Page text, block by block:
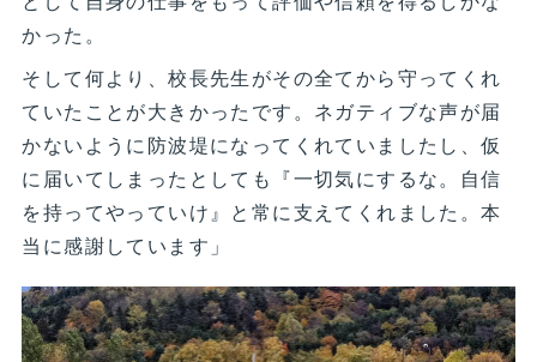
かった。
そして何より、校長先生がその全てから守ってくれ
ていたことが大きかったです。ネガティブな声が届
かないように防波堤になってくれていましたし、仮
に届いてしまったとしても『一切気にするな。自信
を持ってやっていけ』と常に支えてくれました。本
当に感謝しています」